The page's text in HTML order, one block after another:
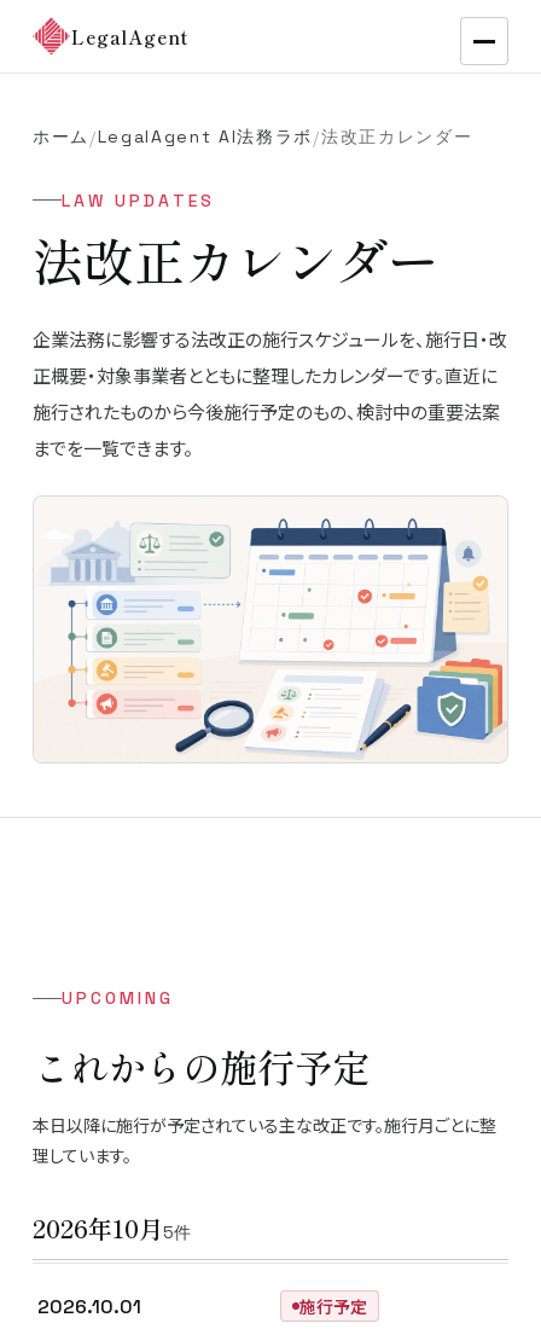
LegalAgent
ホーム /LegalAgent AI法務ラボ /法改正カレンダー
LAW UPDATES
法改正カレンダー
企業法務に影響する法改正の施行スケジュールを、施行日・改
正概要・対象事業者とともに整理したカレンダーです。直近に
施行されたものから今後施行予定のもの、検討中の重要法案
までを一覧できます。
UPCOMING
これからの施行予定
本日以降に施行が予定されている主な改正です。施行月ごとに整
理しています。
2026年10月5件
2026.10.01 施行予定